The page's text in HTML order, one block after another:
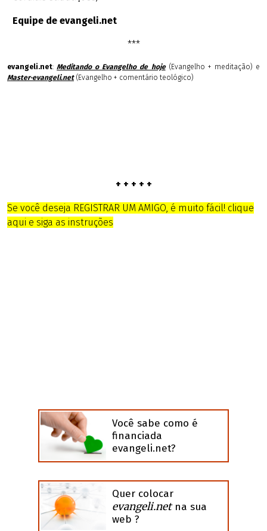
Equipe de evangeli.net
***
evangeli.net:Meditando o Evangelho de hoje(Evangelho + meditação) e
Master·evangeli.net(Evangelho + comentário teológico)
+ + + + +
Se você deseja REGISTRAR UM AMIGO, é muito fácil! clique
aqui e siga as instruções
Você sabe como é
financiada
evangeli.net?
Quer colocar
evangeli.netna sua
web ?